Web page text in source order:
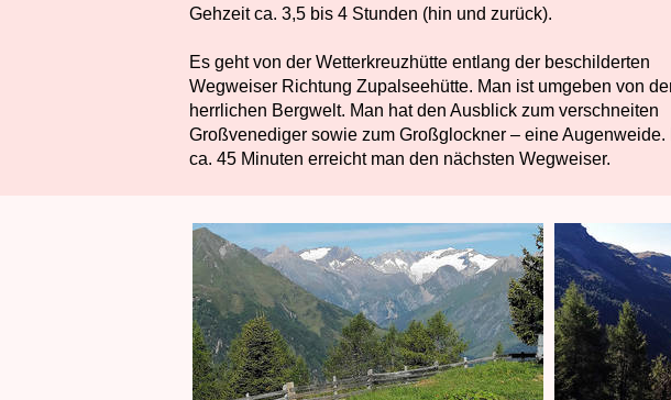
Gehzeit ca. 3,5 bis 4 Stunden (hin und zurück).
Es geht von der Wetterkreuzhütte entlang der beschilderten
Wegweiser Richtung Zupalseehütte. Man ist umgeben von
herrlichen Bergwelt. Man hat den Ausblick zum verschneiten
Großvenediger sowie zum Großglockner – eine Augenweide.
ca. 45 Minuten erreicht man den nächsten Wegweiser.